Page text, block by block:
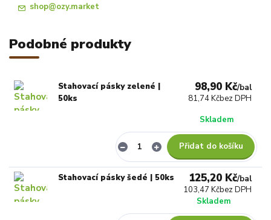
shop@ozy.market
Podobné produkty
Stahovací pásky zelené |
50ks
98,90 Kč/bal
81,74 Kčbez DPH
Skladem
Přidat do košíku
Stahovací pásky šedé | 50ks 125,20 Kč/bal
103,47 Kčbez DPH
Skladem